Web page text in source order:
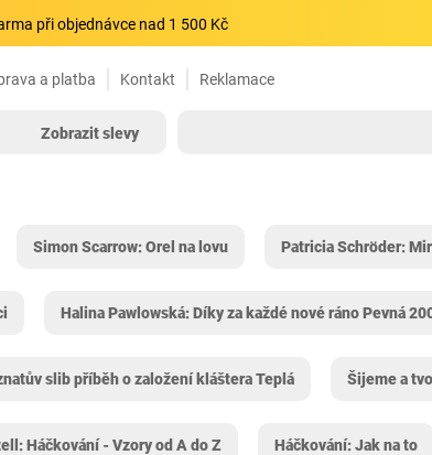
při objednávce nad 1 500 Kč
a platba Kontakt Reklamace
Zobrazit slevy
Simon Scarrow: Orel na lovu Patricia Schröder:
Halina Pawlowská: Díky za každé nové ráno Pevná
slib příběh o založení kláštera Teplá Šijeme a
Háčkování - Vzory od A do Z Háčkování: Jak na to